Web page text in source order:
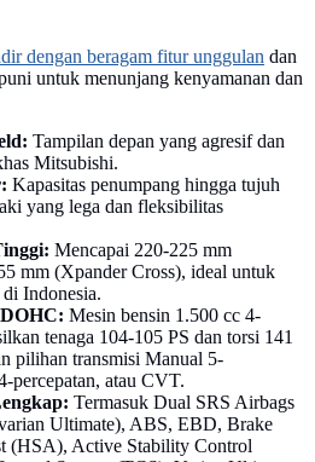
dengan beragam fitur unggulan dan
untuk menunjang kenyamanan dan
Tampilan depan yang agresif dan
Mitsubishi.
Kapasitas penumpang hingga tujuh
yang lega dan fleksibilitas
Mencapai 220-225 mm
mm (Xpander Cross), ideal untuk
Indonesia.
Mesin bensin 1.500 cc 4-
tenaga 104-105 PS dan torsi 141
pilihan transmisi Manual 5-
percepatan, atau CVT.
Termasuk Dual SRS Airbags
Ultimate), ABS, EBD, Brake
(HSA), Active Stability Control